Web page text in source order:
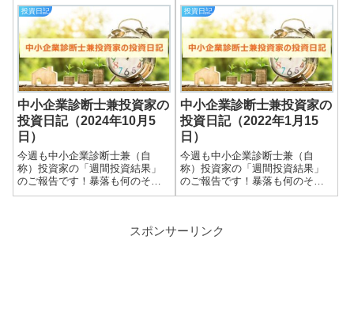
まと共有できればと思います＾
＾実際の保有株式数量や現在の
損益状況も記載しています。大
したことない金額しか保有して
いませんので期待し...
皆さまと共有できればと思いま
す＾＾実際の保有株式数量や現
在の損益状況も記載していま
す。大したことない金額しか保
有していませんので期待...
投資日記
中小企業診断士兼投資家の
投資日記（2024年10月5
日）
今週も中小企業診断士兼（自
称）投資家の「週間投資結果」
のご報告です！暴落も何のそ
の、細々やっている投資結果を
在の損益状況も記載していま
投資日記
中小企業診断士兼投資家の
投資日記（2022年1月15
日）
今週も中小企業診断士兼（自
称）投資家の「週間投資結果」
のご報告です！暴落も何のそ
の、細々やっている投資結果を
在の損益状況も記載していま
スポンサーリンク